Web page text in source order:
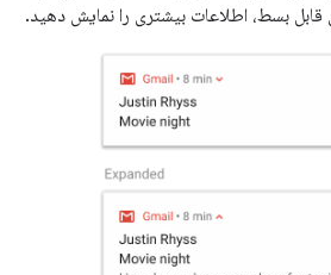
قابل بسط، اطلاعات بیشتری را نمایش دهید.